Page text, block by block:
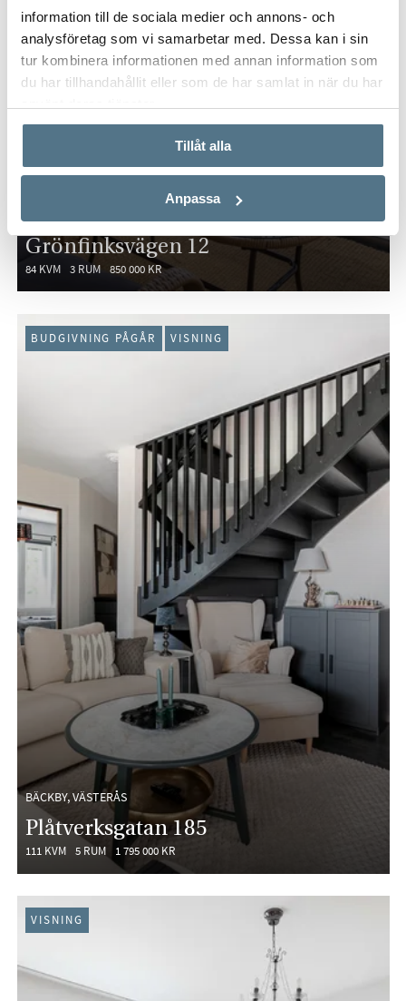
information till de sociala medier och annons- och
analysföretag som vi samarbetar med. Dessa kan i sin
tur kombinera informationen med annan information som
du har tillhandahållit eller som de har samlat in när du har
Tillåt alla
Anpassa
Grönfinksvägen 12
84 KVM 3 RUM 850 000 KR
BÄCKBY, VÄSTERÅS
Plåtverksgatan 185
111 KVM 5 RUM 1 795 000 KR
BUDGIVNING PÅGÅR VISNING
VISNING